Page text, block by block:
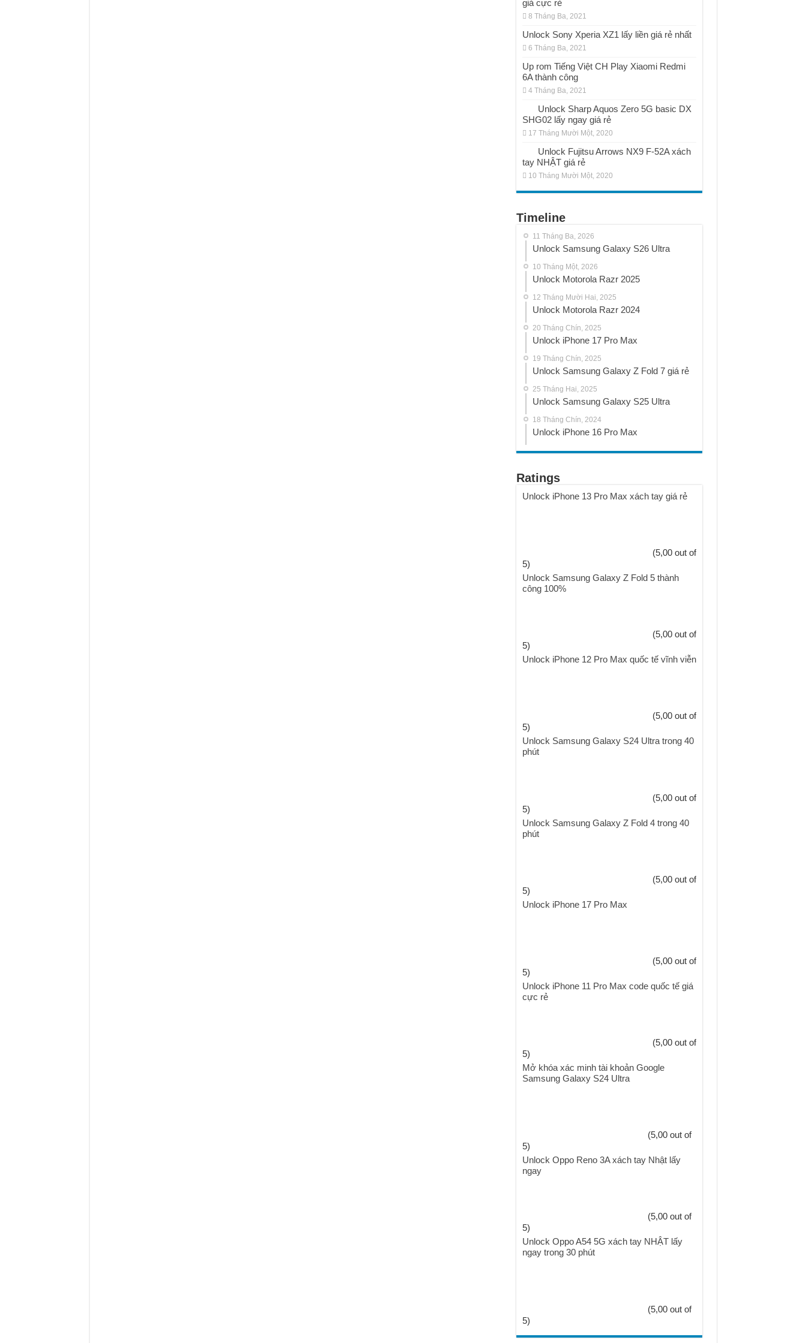
giá cực rẻ
8 Tháng Ba, 2021
Unlock Sony Xperia XZ1 lấy liền giá rẻ nhất
6 Tháng Ba, 2021
Up rom Tiếng Việt CH Play Xiaomi Redmi
6A thành công
4 Tháng Ba, 2021
Unlock Sharp Aquos Zero 5G basic DX
SHG02 lấy ngay giá rẻ
17 Tháng Mười Một, 2020
Unlock Fujitsu Arrows NX9 F-52A xách
tay NHẬT giá rẻ
10 Tháng Mười Một, 2020
Timeline
11 Tháng Ba, 2026
Unlock Samsung Galaxy S26 Ultra
10 Tháng Một, 2026
Unlock Motorola Razr 2025
12 Tháng Mười Hai, 2025
Unlock Motorola Razr 2024
20 Tháng Chín, 2025
Unlock iPhone 17 Pro Max
19 Tháng Chín, 2025
Unlock Samsung Galaxy Z Fold 7 giá rẻ
25 Tháng Hai, 2025
Unlock Samsung Galaxy S25 Ultra
18 Tháng Chín, 2024
Unlock iPhone 16 Pro Max
Ratings
Unlock iPhone 13 Pro Max xách tay giá rẻ
(5,00 out of
5)
Unlock Samsung Galaxy Z Fold 5 thành
công 100%
(5,00 out of
5)
Unlock iPhone 12 Pro Max quốc tế vĩnh viễn
(5,00 out of
5)
Unlock Samsung Galaxy S24 Ultra trong 40
phút
(5,00 out of
5)
Unlock Samsung Galaxy Z Fold 4 trong 40
phút
(5,00 out of
5)
Unlock iPhone 17 Pro Max
(5,00 out of
5)
Unlock iPhone 11 Pro Max code quốc tế giá
cực rẻ
(5,00 out of
5)
Mở khóa xác minh tài khoản Google
Samsung Galaxy S24 Ultra
(5,00 out of
5)
Unlock Oppo Reno 3A xách tay Nhật lấy
ngay
(5,00 out of
5)
Unlock Oppo A54 5G xách tay NHẬT lấy
ngay trong 30 phút
(5,00 out of
5)